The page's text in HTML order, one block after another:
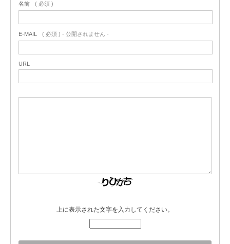
名前 ( 必須 )
E-MAIL ( 必須 ) - 公開されません -
URL
上に表示された文字を入力してください。